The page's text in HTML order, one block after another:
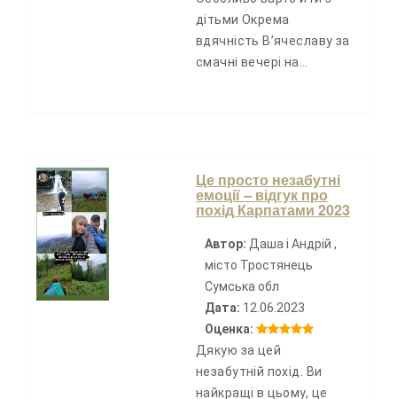
дітьми Окрема
вдячність В’ячеславу за
смачні вечері на…
Це просто незабутні
емоції – відгук про
похід Карпатами 2023
Автор: Даша і Андрій ,
місто Тростянець
Сумська обл
Дата: 12.06.2023
Оценка:
Дякую за цей
незабутній похід. Ви
найкращі в цьому, це